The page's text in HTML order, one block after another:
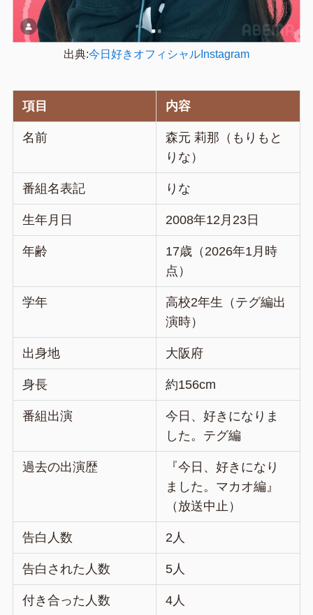
出典:今日好きオフィシャルInstagram
項目 内容
名前
森元 莉那（もりもと
りな）
番組名表記 りな
生年月日 2008年12月23日
年齢
17歳（2026年1月時
点）
学年
高校2年生（テグ編出
演時）
出身地 大阪府
身長 約156cm
番組出演
今日、好きになりま
した。テグ編
過去の出演歴
『今日、好きになり
ました。マカオ編』
（放送中止）
告白人数 2人
告白された人数 5人
付き合った人数 4人